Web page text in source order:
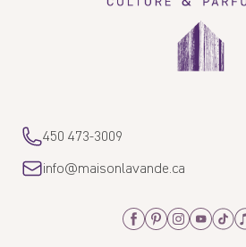
450 473-3009
info@maisonlavande.ca
Facebook
PinterestInstagram